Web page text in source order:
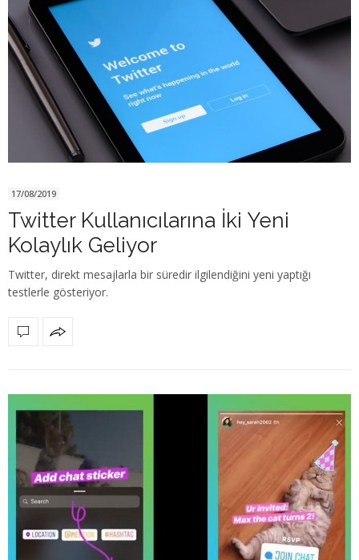
17/08/2019
Twitter Kullanıcılarına İki Yeni
Kolaylık Geliyor
Twitter, direkt mesajlarla bir süredir ilgilendiğini yeni yaptığı
testlerle gösteriyor.